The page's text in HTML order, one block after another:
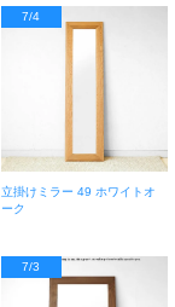
7/4
立掛けミラー 49 ホワイトオ
ーク
7/3